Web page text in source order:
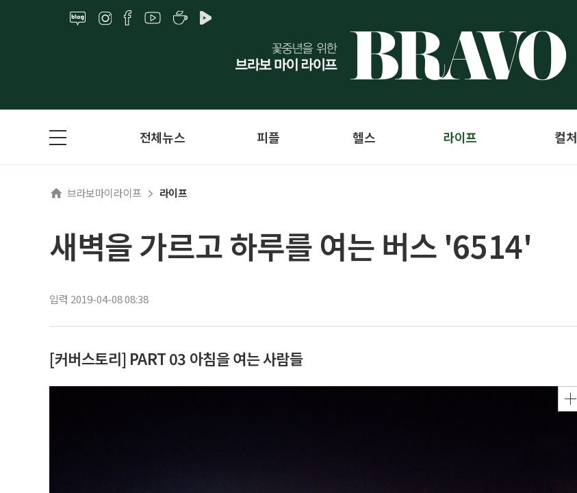
전체뉴스 피플 헬스 라이프 컬처
브라보마이라이프 라이프
새벽을 가르고 하루를 여는 버스 '6514'
입력 2019-04-08 08:38
[커버스토리] PART 03 아침을 여는 사람들